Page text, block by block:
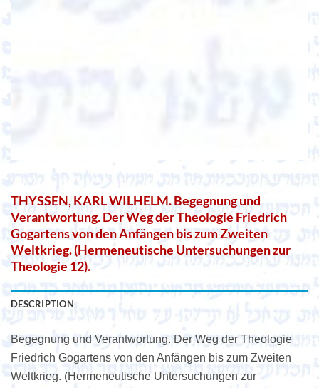
THYSSEN, KARL WILHELM. Begegnung und
Verantwortung. Der Weg der Theologie Friedrich
Gogartens von den Anfängen bis zum Zweiten
Weltkrieg. (Hermeneutische Untersuchungen zur
Theologie 12).
DESCRIPTION
Begegnung und Verantwortung. Der Weg der Theologie
Friedrich Gogartens von den Anfängen bis zum Zweiten
Weltkrieg. (Hermeneutische Untersuchungen zur